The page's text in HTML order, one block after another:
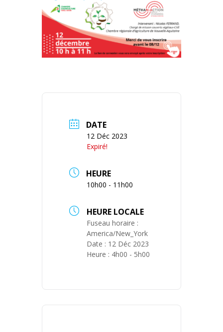
DATE
12 Déc 2023
Expiré!
HEURE
10h00 - 11h00
HEURE LOCALE
Fuseau horaire :
America/New_York
Date : 12 Déc 2023
Heure : 4h00 - 5h00